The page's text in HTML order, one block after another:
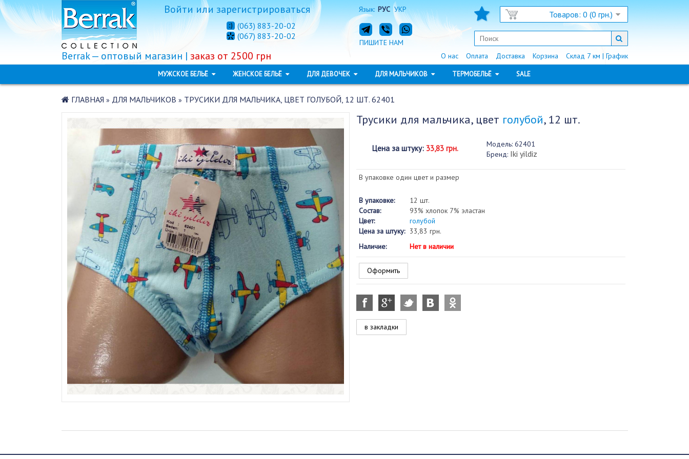
Язык: РУС УКР Товаров: 0 (0 грн.)
Войтиилизарегистрироваться
(063) 883-20-02
(067) 883-20-02
ПИШИТЕ НАМ
Склад 7 км | График
Корзина
Доставка
Оплата
О нас
Berrak — оптовый магазин | заказ от 2500 грн
МУЖСКОЕ БЕЛЬЁ ЖЕНСКОЕ БЕЛЬЁ ДЛЯ ДЕВОЧЕК ДЛЯ МАЛЬЧИКОВ ТЕРМОБЕЛЬЁ SALE
ГЛАВНАЯ » ДЛЯ МАЛЬЧИКОВ » ТРУСИКИ ДЛЯ МАЛЬЧИКА, ЦВЕТ ГОЛУБОЙ, 12 ШТ. 62401
Трусики для мальчика, цвет голубой, 12 шт.
Цена за штуку: 33,83 грн. Модель:62401
Бренд: Iki yildiz
В упаковке один цвет и размер
В упаковке:
12 шт.
Состав:
93% хлопок 7% эластан
Цвет:
голубой
Цена за штуку: 33,83 грн.
Наличие:
Нет в наличии
Оформить
в закладки